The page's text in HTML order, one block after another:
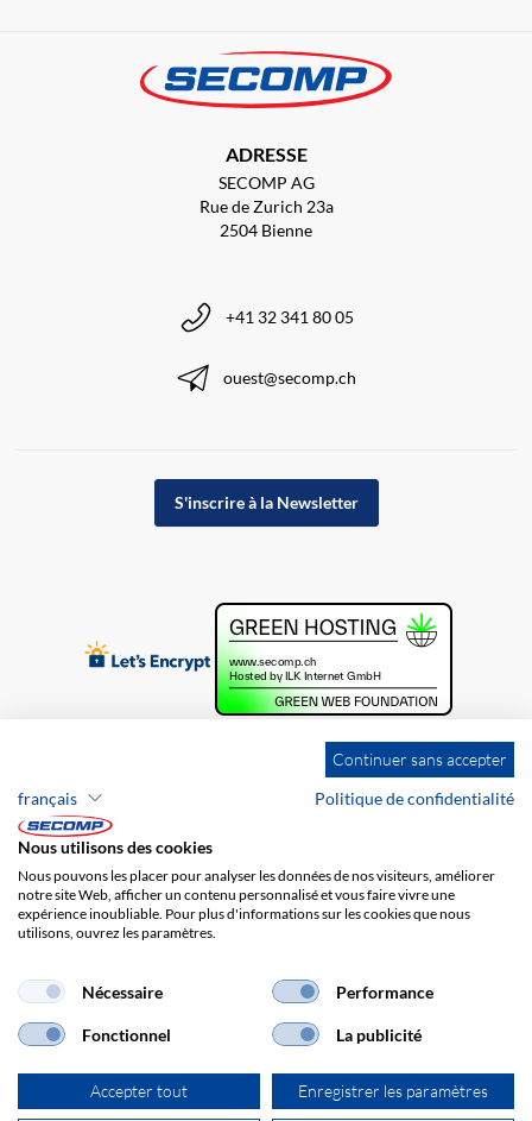
ADRESSE
SECOMP AG
Rue de Zurich 23a
2504 Bienne
+41 32 341 80 05
ouest@secomp.ch
S'inscrire à la Newsletter
Brands
Protection des données
Frais de port
Continuer sans accepter
français
Politique de confidentialité
Nous utilisons des cookies
Nous pouvons les placer pour analyser les données de nos visiteurs, améliorer
notre site Web, afficher un contenu personnalisé et vous faire vivre une
expérience inoubliable. Pour plus d'informations sur les cookies que nous
utilisons, ouvrez les paramètres.
Nécessaire Performance
Fonctionnel La publicité
Accepter tout Enregistrer les paramètres